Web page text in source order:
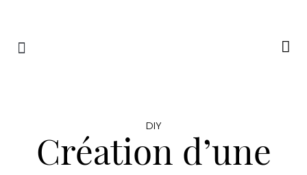
DIY
Création d’une